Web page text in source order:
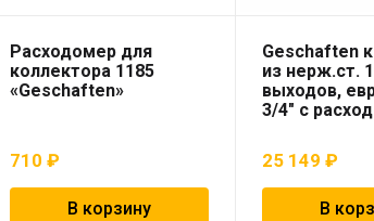
Расходомер для
коллектора 1185
«Geschaften»
710₽
В корзину
Geschaften
из нерж.ст.
выходов,
3/4″ с
25 149₽
В